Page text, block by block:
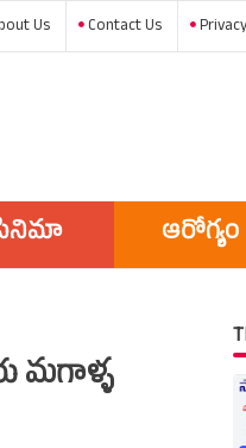
Us Contact Us
ఆరోగ్యం
మగాళ్ళ